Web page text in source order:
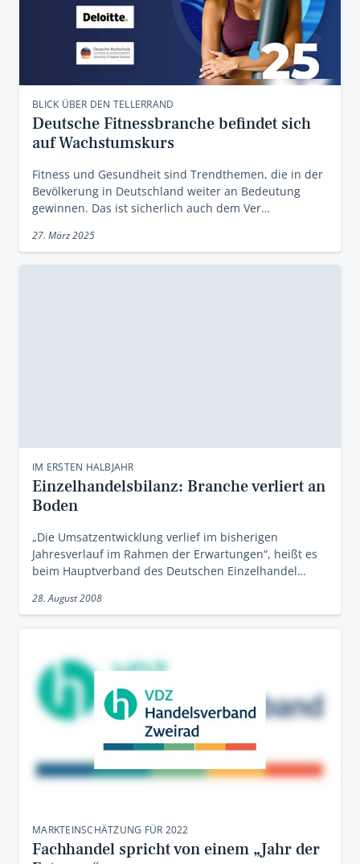
BLICK ÜBER DEN TELLERRAND
Deutsche Fitnessbranche befindet sich
auf Wachstumskurs
Fitness und Gesundheit sind Trendthemen, die in der
Bevölkerung in Deutschland weiter an Bedeutung
gewinnen. Das ist sicherlich auch dem Ver…
27. März 2025
IM ERSTEN HALBJAHR
Einzelhandelsbilanz: Branche verliert an
Boden
„Die Umsatzentwicklung verlief im bisherigen
Jahresverlauf im Rahmen der Erwartungen“, heißt es
beim Hauptverband des Deutschen Einzelhandel…
28. August 2008
MARKTEINSCHÄTZUNG FÜR 2022
Fachhandel spricht von einem „Jahr der